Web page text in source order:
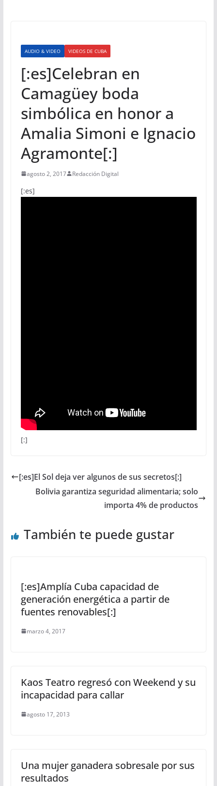
AUDIO & VIDEO VIDEOS DE CUBA
[:es]Celebran en
Camagüey boda
simbólica en honor a
Amalia Simoni e Ignacio
Agramonte[:]
agosto 2, 2017 Redacción Digital
[:es]
[:]
[:es]El Sol deja ver algunos de sus secretos[:]
Bolivia garantiza seguridad alimentaria; solo
importa 4% de productos
También te puede gustar
[:es]Amplía Cuba capacidad de
generación energética a partir de
fuentes renovables[:]
marzo 4, 2017
Kaos Teatro regresó con Weekend y su
incapacidad para callar
agosto 17, 2013
Una mujer ganadera sobresale por sus
resultados